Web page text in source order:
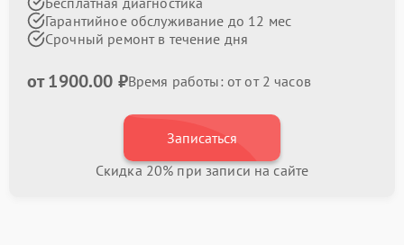
Гарантийное обслуживание до 12 мес
Срочный ремонт в течение дня
от 1900.00 ₽Время работы: от от 2 часов
Записаться
Скидка 20% при записи на сайте